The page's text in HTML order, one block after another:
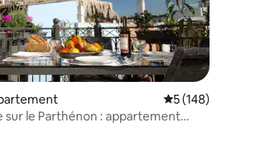
5
Évaluation
5 (148)
sur le Parthénon : appartement